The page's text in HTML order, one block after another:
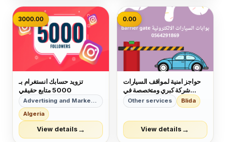
3000.00
تزويد حسابك انستغرام بـ
5000 متابع حقيقي
Advertising and Marketing
Algeria
View details →
0.00
حواجز امنية لمواقف السيارات
شركة كبري ومتخصصة في
التركيب والصيانة بالمملكة
العربية السعودية
Other services Blida
View details →